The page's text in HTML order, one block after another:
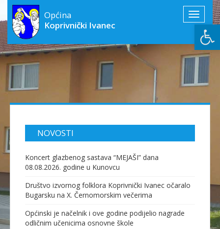
Toggle
Općina
Koprivnički Ivanec
NOVOSTI
Koncert glazbenog sastava “MEJAŠI” dana
08.08.2026. godine u Kunovcu
Društvo izvornog folklora Koprivnički Ivanec očaralo
Bugarsku na X. Černomorskim večerima
Općinski je načelnik i ove godine podijelio nagrade
odličnim učenicima osnovne škole